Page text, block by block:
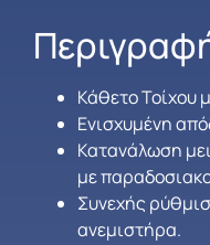
Κάθετο Τοίχου
Ενισχυμένη
Κατανάλωση
με
Συνεχής
ανεμιστήρα.